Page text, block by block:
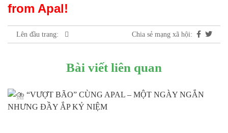
from Apal!
Lên đầu trang: Chia sẻ mạng xã hội:
Bài viết liên quan